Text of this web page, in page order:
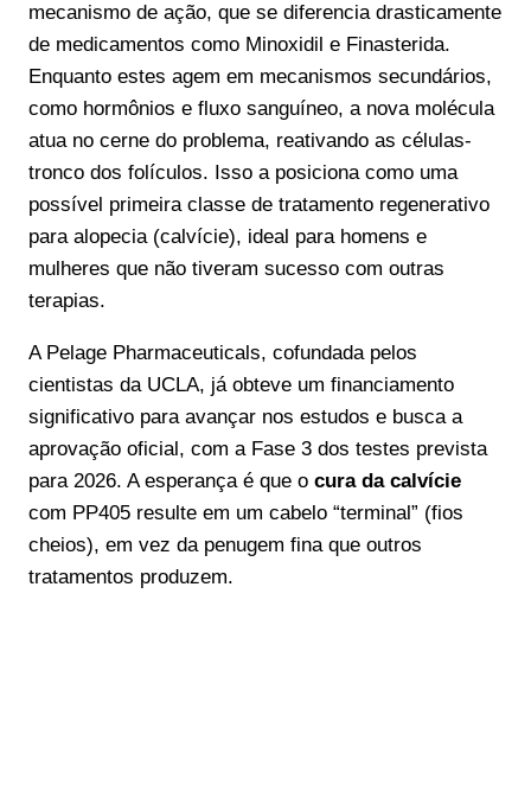
mecanismo de ação, que se diferencia drasticamente
de medicamentos como Minoxidil e Finasterida.
Enquanto estes agem em mecanismos secundários,
como hormônios e fluxo sanguíneo, a nova molécula
atua no cerne do problema, reativando as células-
tronco dos folículos. Isso a posiciona como uma
possível primeira classe de tratamento regenerativo
para alopecia (calvície), ideal para homens e
mulheres que não tiveram sucesso com outras
terapias.
A Pelage Pharmaceuticals, cofundada pelos
cientistas da UCLA, já obteve um financiamento
significativo para avançar nos estudos e busca a
aprovação oficial, com a Fase 3 dos testes prevista
para 2026. A esperança é que o cura da calvície
com PP405 resulte em um cabelo “terminal” (fios
cheios), em vez da penugem fina que outros
tratamentos produzem.